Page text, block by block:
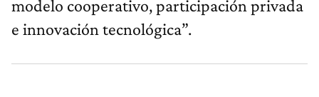
modelo cooperativo, participación privada
e innovación tecnológica”.